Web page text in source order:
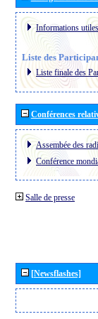
Informations utiles
Liste des
Liste finale des
Conférences
Assembée des
Conférence
Salle de presse
[Newsflashes]